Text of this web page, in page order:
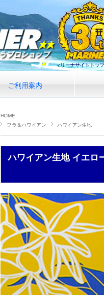
マリーナサイトトッ
ご利用案内
HOME
フラ＆ハワイアン
ハワイアン生地
ハワイアン生地 イエロ